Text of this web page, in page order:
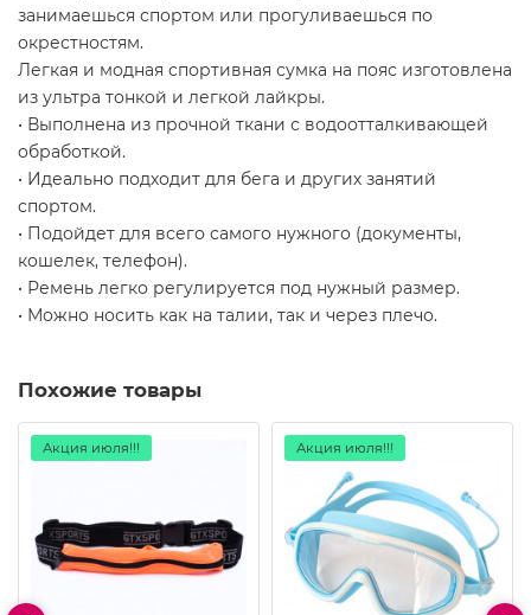
занимаешься спортом или прогуливаешься по
окрестностям.
Легкая и модная спортивная сумка на пояс изготовлена
из ультра тонкой и легкой лайкры.
• Выполнена из прочной ткани с водоотталкивающей
обработкой.
• Идеально подходит для бега и других занятий
спортом.
• Подойдет для всего самого нужного (документы,
кошелек, телефон).
• Ремень легко регулируется под нужный размер.
• Можно носить как на талии, так и через плечо.
Похожие товары
Акция июля!!! Акция июля!!!